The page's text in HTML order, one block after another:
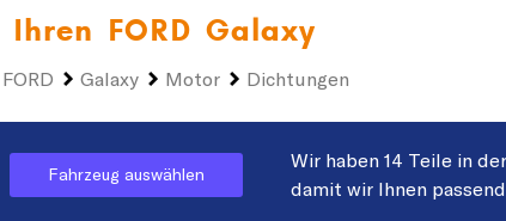
Ihren FORD Galaxy
FORD Galaxy Motor Dichtungen
Fahrzeug auswählen
Wir haben 14 Teile in
damit wir Ihnen